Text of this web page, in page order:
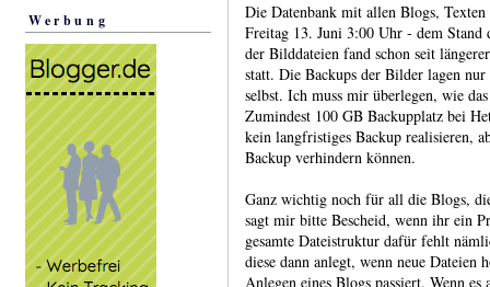
Werbung
Die Datenbank mit allen Blogs,
Freitag 13. Juni 3:00 Uhr - dem Stand
der Bilddateien fand schon seit
statt. Die Backups der Bilder lagen
selbst. Ich muss mir überlegen, wie
Zumindest 100 GB Backupplatz bei
kein langfristiges Backup realisieren,
Backup verhindern können.
Ganz wichtig noch für all die Blogs,
sagt mir bitte Bescheid, wenn ihr ein
gesamte Dateistruktur dafür fehlt
diese dann anlegt, wenn neue Dateien
Anlegen eines Blogs passiert. Wenn